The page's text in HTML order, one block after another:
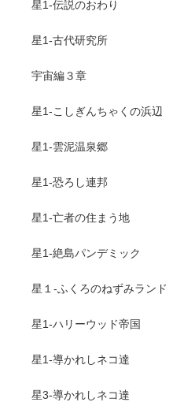
星1-伝説のおわり
星1-古代研究所
宇宙編３章
星1-こしぎんちゃくの浜辺
星1-雲泥温泉郷
星1-恐ろし連邦
星1-亡者の住まう地
星1-絶島パンデミック
星１-ふくろのねずみランド
星1-ハリーウッド帝国
星1-導かれしネコ達
星3-導かれしネコ達